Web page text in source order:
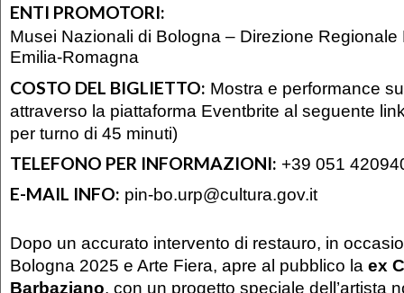
ENTI PROMOTORI:
Musei Nazionali di Bologna – Direzione
Emilia-Romagna
COSTO DEL BIGLIETTO: Mostra e performance
attraverso la piattaforma Eventbrite al seguente
per turno di 45 minuti)
TELEFONO PER INFORMAZIONI: +39 051
E-MAIL INFO: pin-bo.urp@cultura.gov.it
Dopo un accurato intervento di restauro, in
Bologna 2025 e Arte Fiera, apre al pubblico la ex
Barbaziano, con un progetto speciale dell’artista